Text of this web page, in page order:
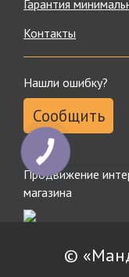
Гарантия
Контакты
Нашли ошибку?
Сообщить
Продвижение
магазина
©